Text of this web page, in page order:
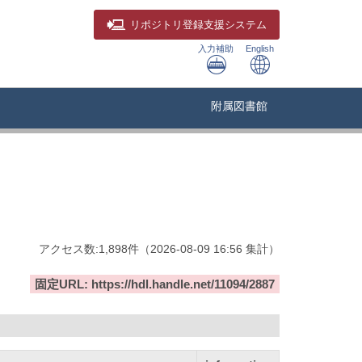
リポジトリ 登録支援システム
入力補助 English
附属図書館
アクセス数:1,898件 （2026-08-09 16:56 集計）
固定URL: https://hdl.handle.net/11094/2887